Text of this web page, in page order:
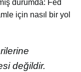
durumda: Fed
için nasıl bir yol
değildir.